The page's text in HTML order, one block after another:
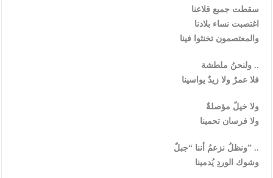
سقطت جميع قلاعنا
اغتصبت نساء بلادنا
والمعتصمون تخنثوا فينا
ولنحنُ ملطشة ..
فلا عمرٌ ولا زيدٌ يواسينا
ولا خيلً مؤصلةٌ
ولا فرسان تحمينا
ونظلُ نزعمُ أننا “جبلٌ” ..
وشوك الوردِ يُدمينا